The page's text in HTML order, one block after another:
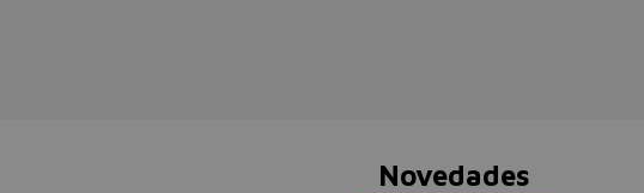
Novedades